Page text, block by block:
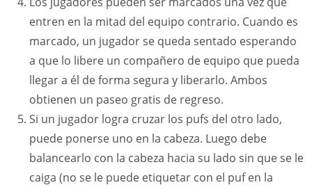
entren en la mitad del equipo contrario. Cuando es
marcado, un jugador se queda sentado esperando
a que lo libere un compañero de equipo que pueda
llegar a él de forma segura y liberarlo. Ambos
obtienen un paseo gratis de regreso.
Si un jugador logra cruzar los pufs del otro lado,
puede ponerse uno en la cabeza. Luego debe
balancearlo con la cabeza hacia su lado sin que se le
caiga (no se le puede etiquetar con el puf en la